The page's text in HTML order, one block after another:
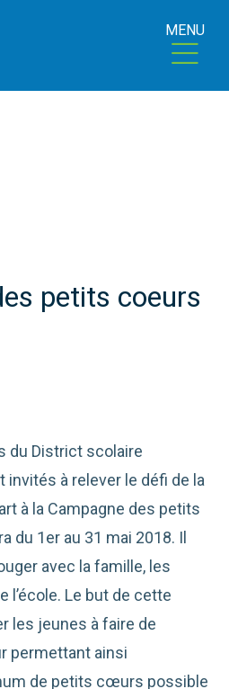
MENU
petits coeurs
du District scolaire
à relever le défi de la
à la Campagne des petits
du 1er au 31 mai 2018. Il
avec la famille, les
l’école. Le but de cette
les jeunes à faire de
permettant ainsi
de petits cœurs possible